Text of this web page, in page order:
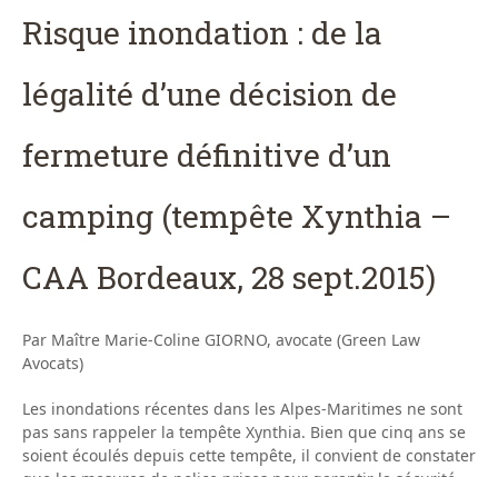
Risque inondation : de la
légalité d’une décision de
fermeture définitive d’un
camping (tempête Xynthia –
CAA Bordeaux, 28 sept.2015)
Par Maître Marie-Coline GIORNO, avocate (Green Law
Avocats)
Les inondations récentes dans les Alpes-Maritimes ne sont
pas sans rappeler la tempête Xynthia. Bien que cinq ans se
soient écoulés depuis cette tempête, il convient de constater